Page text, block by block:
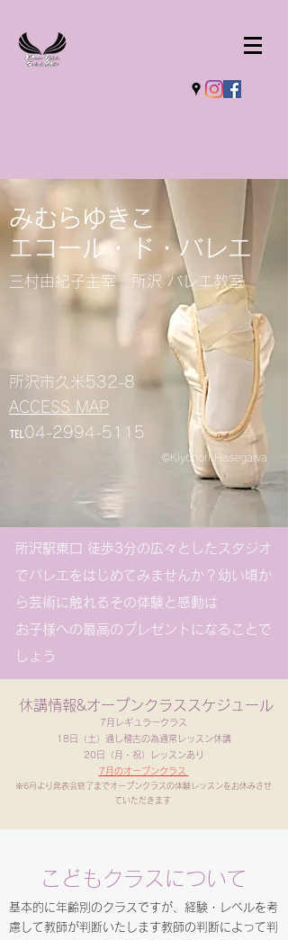
みむらゆきこ
エコール・ド・バレエ
​三村由紀子主宰 所沢 バレエ教室
所沢市久米532-8
ACCESS MAP
​℡04-2994-5115
©Kiyonori Hasegawa
所沢駅東口 徒歩3分の広々としたスタジオ
でバレエをはじめてみませんか？幼い頃か
ら芸術に触れるその体験と感動は
お子様への最高のプレゼントになることで
しょう
休講情報&オープンクラススケジュール
​​7 月レギュラークラス
18日（土）通し稽古の為通常レッスン休講
​20日（月・祝）レッスンあり
7月のオープンクラス​​
※6月より発表会終了までオープンクラスの体験レッスンをお休みさせ
ていただきます
こども​クラスについて
​​基本的に年齢別のクラスですが、経験・レベルを考
慮して教師が判断いたします教師の判断によって判